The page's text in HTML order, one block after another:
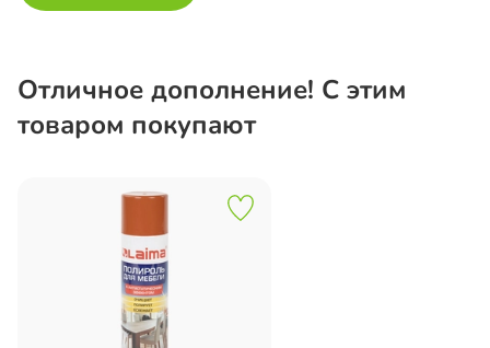
Отличное дополнение! С этим
товаром покупают